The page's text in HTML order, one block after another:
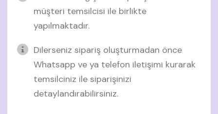
müşteri temsilcisi ile birlikte
yapılmaktadır.
Dilerseniz sipariş oluşturmadan önce
Whatsapp ve ya telefon iletişimi kurarak
temsilciniz ile siparişinizi
detaylandırabilirsiniz.